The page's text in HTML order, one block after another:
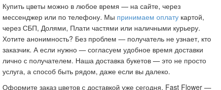
Купить цветы можно в любое время — на сайте, через
мессенджер или по телефону. Мы принимаем оплату картой,
через СБП, Долями, Плати частями или наличными курьеру.
Хотите анонимность? Без проблем — получатель не узнает, кто
заказчик. А если нужно — согласуем удобное время доставки
лично с получателем. Наша доставка букетов — это не просто
услуга, а способ быть рядом, даже если вы далеко.
Оформите заказ цветов с доставкой уже сегодня. Fast Flower —